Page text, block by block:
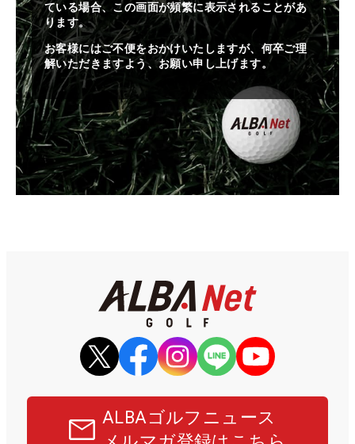
ている場合、この画面が頻繁に表示されることがあ
ります。
お客様にはご不便をおかけいたしますが、何卒ご理
解いただきますよう、お願い申し上げます。
ALBAゴルフニュース